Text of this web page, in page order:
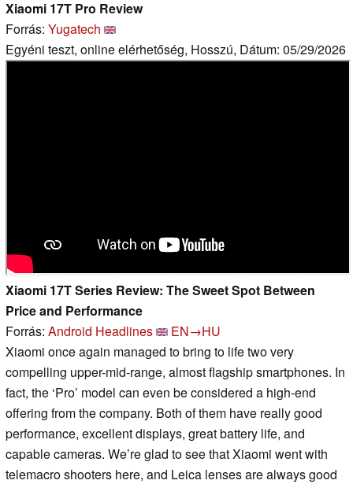
Xiaomi 17T Pro Review
Forrás: Yugatech
Egyéni teszt, online elérhetőség, Hosszú, Dátum: 05/29/2026
Xiaomi 17T Series Review: The Sweet Spot Between
Price and Performance
Forrás: Android Headlines
EN→HU
Xiaomi once again managed to bring to life two very
compelling upper-mid-range, almost flagship smartphones. In
fact, the ‘Pro’ model can even be considered a high-end
offering from the company. Both of them have really good
performance, excellent displays, great battery life, and
capable cameras. We’re glad to see that Xiaomi went with
telemacro shooters here, and Leica lenses are always good